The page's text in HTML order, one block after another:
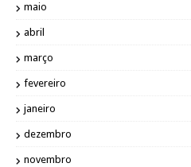
maio
abril
março
fevereiro
janeiro
dezembro
novembro